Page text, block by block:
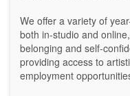
We offer a variety of
both in-studio and
belonging and self-
providing access to
employment